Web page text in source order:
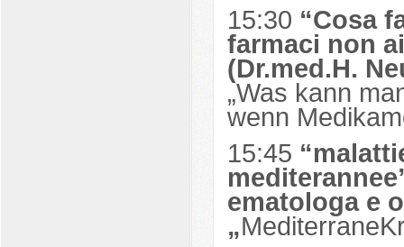
15:30 “Cosa
farmaci non
(Dr.med.H.
„Was kann
wenn
15:45
ematologa e
„